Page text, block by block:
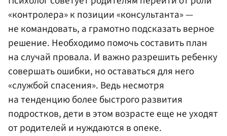
«контролера» к позиции «консультанта» —
не командовать, а грамотно подсказать верное
решение. Необходимо помочь составить план
на случай провала. И важно разрешить ребенку
совершать ошибки, но оставаться для него
«службой спасения». Ведь несмотря
на тенденцию более быстрого развития
подростков, дети в этом возрасте еще не уходят
от родителей и нуждаются в опеке.